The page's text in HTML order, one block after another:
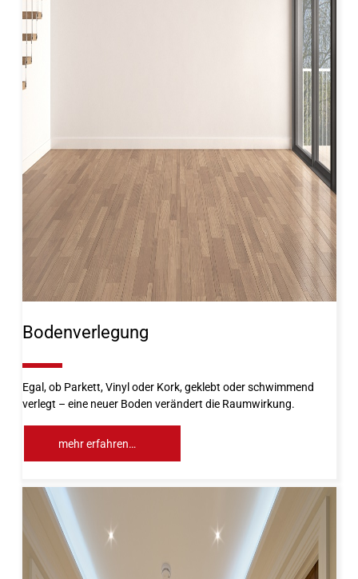
Bodenverlegung
Egal, ob Parkett, Vinyl oder Kork, geklebt oder schwimmend
verlegt – eine neuer Boden verändert die Raumwirkung.
mehr erfahren…